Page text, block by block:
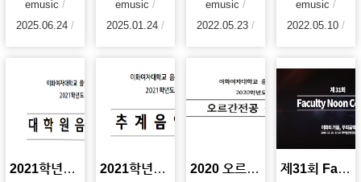
emusic
2025.06.24
emusic
2025.01.24
emusic
2022.05.23
emusic
2022.05.10
2021학년도 음악대학 대학원음악회 2021학년도 음악대학 추계음악회 2020 오르간전공 음악회 제31회 Faculty Noon Concert '이화의 가을, 우리음악'